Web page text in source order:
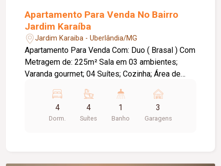
Apartamento Para Venda No Bairro
Jardim Karaíba
Jardim Karaiba - Uberlândia/MG
Apartamento Para Venda Com: Duo ( Brasal ) Com
Metragem de: 225m² Sala em 03 ambientes;
Varanda gourmet; 04 Suítes; Cozinha; Área de
Valores a combinar.
4
Dorm.
4
Suítes
1
Banho
3
Garagens